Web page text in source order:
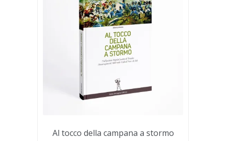
Al tocco della campana a stormo